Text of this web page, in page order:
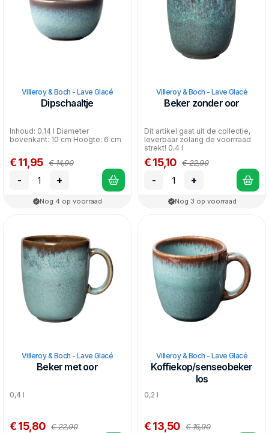
Villeroy & Boch - Lave Glacé
Dipschaaltje
Inhoud: 0,14 l Diameter
bovenkant: 10 cm Hoogte: 6 cm
€ 11,95 € 14,90
- +
Nog 4 op voorraad
Villeroy & Boch - Lave Glacé
Beker zonder oor
Dit artikel gaat uit de collectie,
leverbaar zolang de voorrraad
strekt! 0,4 l
€ 15,10 € 22,90
- +
Nog 3 op voorraad
Villeroy & Boch - Lave Glacé
Beker met oor
0,4 l
€ 15,80 € 22,90
Villeroy & Boch - Lave Glacé
Koffiekop/senseobeker
los
0,2 l
€ 13,50 € 16,90